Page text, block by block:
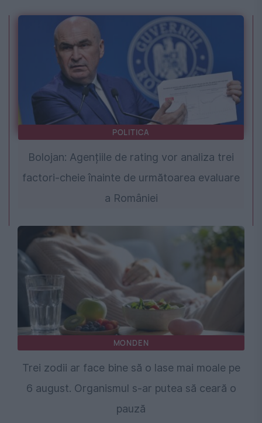
POLITICA
Bolojan: Agențiile de rating vor analiza trei
factori-cheie înainte de următoarea evaluare
a României
MONDEN
Trei zodii ar face bine să o lase mai moale pe
6 august. Organismul s-ar putea să ceară o
pauză